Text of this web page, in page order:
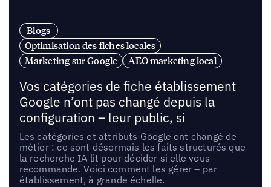
Blogs
Optimisation des fiches locales
Marketing sur Google
AEO marketing local
Vos catégories de fiche établissement
Google n’ont pas changé depuis la
configuration – leur public, si
Les catégories et attributs Google ont changé de
métier : ce sont désormais les faits structurés que
la recherche IA lit pour décider si elle vous
recommande. Voici comment les gérer – par
établissement, à grande échelle.